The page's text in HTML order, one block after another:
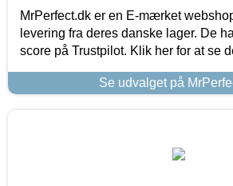
MrPerfect.dk er en E-mærket
levering fra deres danske lager. De
score på Trustpilot. Klik her for at se
Se udvalget på